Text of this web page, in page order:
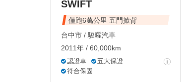
SWIFT
僅跑6萬公里 五門掀背
台中市 / 駿曜汽車
2011年 / 60,000km
認證車
五大保證
符合保固